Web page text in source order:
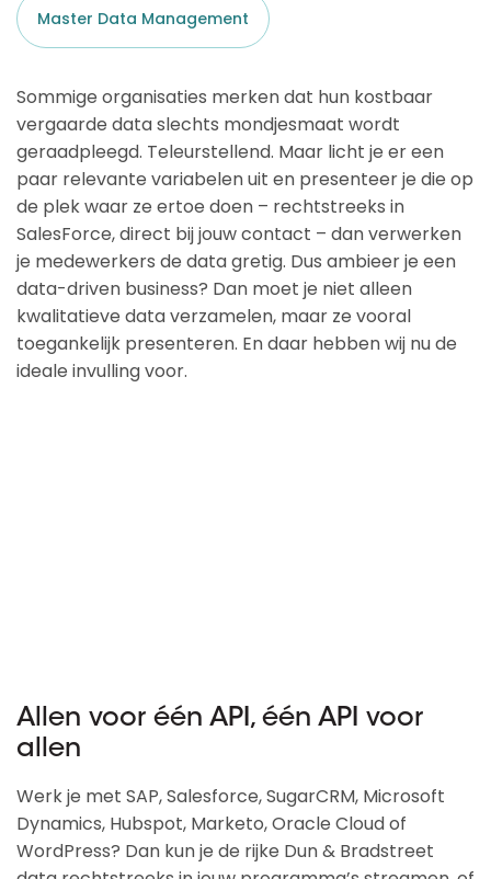
Master Data Management
Sommige organisaties merken dat hun kostbaar
vergaarde data slechts mondjesmaat wordt
geraadpleegd. Teleurstellend. Maar licht je er een
paar relevante variabelen uit en presenteer je die op
de plek waar ze ertoe doen – rechtstreeks in
SalesForce, direct bij jouw contact – dan verwerken
je medewerkers de data gretig. Dus ambieer je een
data-driven business? Dan moet je niet alleen
kwalitatieve data verzamelen, maar ze vooral
toegankelijk presenteren. En daar hebben wij nu de
ideale invulling voor.
Allen voor één API, één API voor
allen
Werk je met SAP, Salesforce, SugarCRM, Microsoft
Dynamics, Hubspot, Marketo, Oracle Cloud of
WordPress? Dan kun je de rijke Dun & Bradstreet